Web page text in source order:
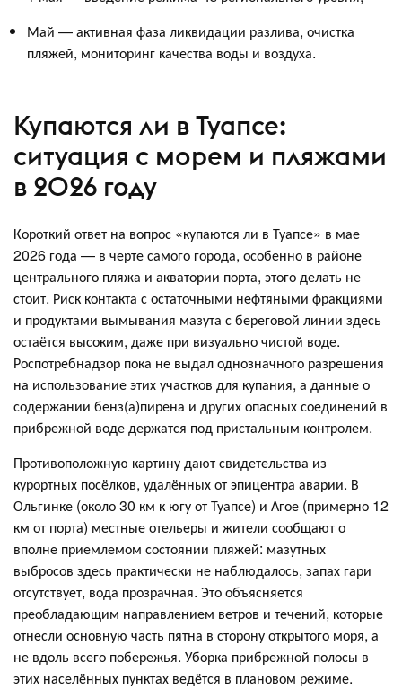
Май — активная фаза ликвидации разлива, очистка
пляжей, мониторинг качества воды и воздуха.
Купаются ли в Туапсе:
ситуация с морем и пляжами
в 2026 году
Короткий ответ на вопрос «купаются ли в Туапсе» в мае
2026 года — в черте самого города, особенно в районе
центрального пляжа и акватории порта, этого делать не
стоит. Риск контакта с остаточными нефтяными фракциями
и продуктами вымывания мазута с береговой линии здесь
остаётся высоким, даже при визуально чистой воде.
Роспотребнадзор пока не выдал однозначного разрешения
на использование этих участков для купания, а данные о
содержании бенз(а)пирена и других опасных соединений в
прибрежной воде держатся под пристальным контролем.
Противоположную картину дают свидетельства из
курортных посёлков, удалённых от эпицентра аварии. В
Ольгинке (около 30 км к югу от Туапсе) и Агое (примерно 12
км от порта) местные отельеры и жители сообщают о
вполне приемлемом состоянии пляжей: мазутных
выбросов здесь практически не наблюдалось, запах гари
отсутствует, вода прозрачная. Это объясняется
преобладающим направлением ветров и течений, которые
отнесли основную часть пятна в сторону открытого моря, а
не вдоль всего побережья. Уборка прибрежной полосы в
этих населённых пунктах ведётся в плановом режиме.